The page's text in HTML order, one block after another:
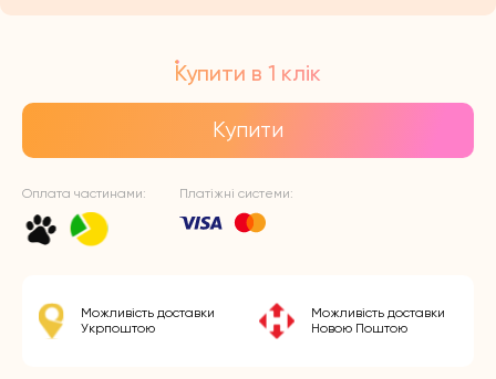
Купити в 1 клік
Купити
Оплата частинами: Платіжні системи:
Можливість доставки
Укрпоштою
Можливість доставки
Новою Поштою